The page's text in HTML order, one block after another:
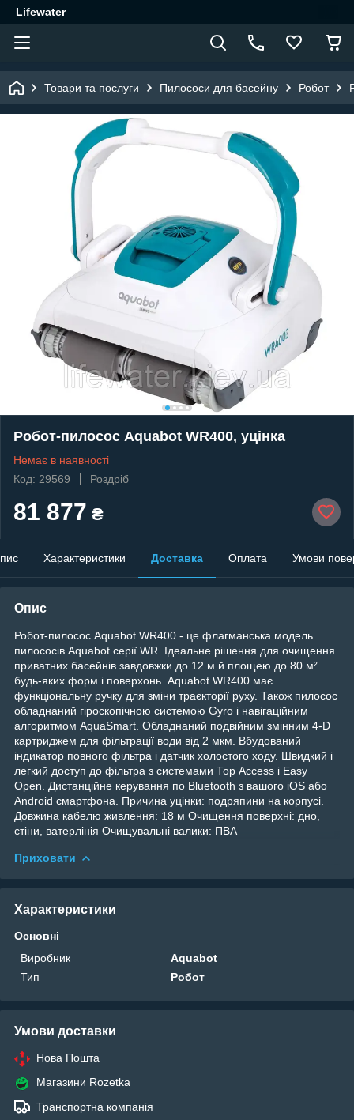
Lifewater
Товари та послуги Пилососи для басейну Робот
Робот-пилосос Aquabot WR400, уцінка
Немає в наявності
Код: 29569
Роздріб
81 877 ₴
Характеристики Доставка Оплата Умови
Опис
Робот-пилосос Aquabot WR400 - це флагманська модель
пилососів Aquabot серії WR. Ідеальне рішення для очищення
приватних басейнів завдовжки до 12 м й площею до 80 м²
будь-яких форм і поверхонь. Aquabot WR400 має
функціональну ручку для зміни траєкторії руху. Також пилосос
обладнаний гіроскопічною системою Gyro і навігаційним
алгоритмом AquaSmart. Обладнаний подвійним змінним 4-D
картриджем для фільтрації води від 2 мкм. Вбудований
індикатор повного фільтра і датчик холостого ходу. Швидкий і
легкий доступ до фільтра з системами Тор Access і Easy
Open. Дистанційне керування по Bluetooth з вашого iOS або
Android смартфона. Причина уцінки: подряпини на корпусі.
Довжина кабелю живлення: 18 м Очищення поверхні: дно,
стіни, ватерлінія Очищувальні валики: ПВА
Приховати
Характеристики
Основні
Виробник
Aquabot
Тип
Робот
Умови доставки
Нова Пошта
Магазини Rozetka
Транспортна компанія